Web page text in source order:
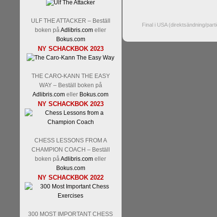
ULF THE ATTACKER – Beställ
boken påAdlibris.com eller
Bokus.com
NY SCHACKBOK 2023
THE CARO-KANN THE EASY
WAY – Beställ boken på
Adlibris.com eller Bokus.com
NY SCHACKBOK 2023
CHESS LESSONS FROM A
CHAMPION COACH – Beställ
boken påAdlibris.com eller
Bokus.com
NY SCHACKBOK 2022
300 MOST IMPORTANT CHESS
Final i USA (direktsändning/